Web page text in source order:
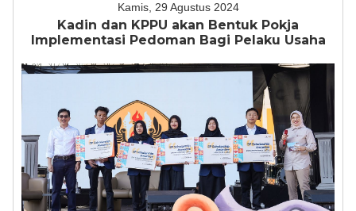
Kamis, 29 Agustus 2024
Kadin dan KPPU akan Bentuk Pokja
Implementasi Pedoman Bagi Pelaku Usaha